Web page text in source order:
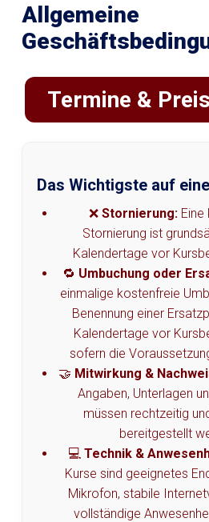
Allgemeine
Termine &
Das Wichtigste auf
❌ Stornierung:Eine
Stornierung ist
Kalendertage vor
🔁 Umbuchung oder
einmalige kostenfreie
Benennung einer
Kalendertage vor
sofern die
🤝 Mitwirkung &
Angaben, Unterlagen
müssen rechtzeitig
bereitgestellt
💻 Technik &
Kurse sind geeignetes
Mikrofon, stabile
vollständige